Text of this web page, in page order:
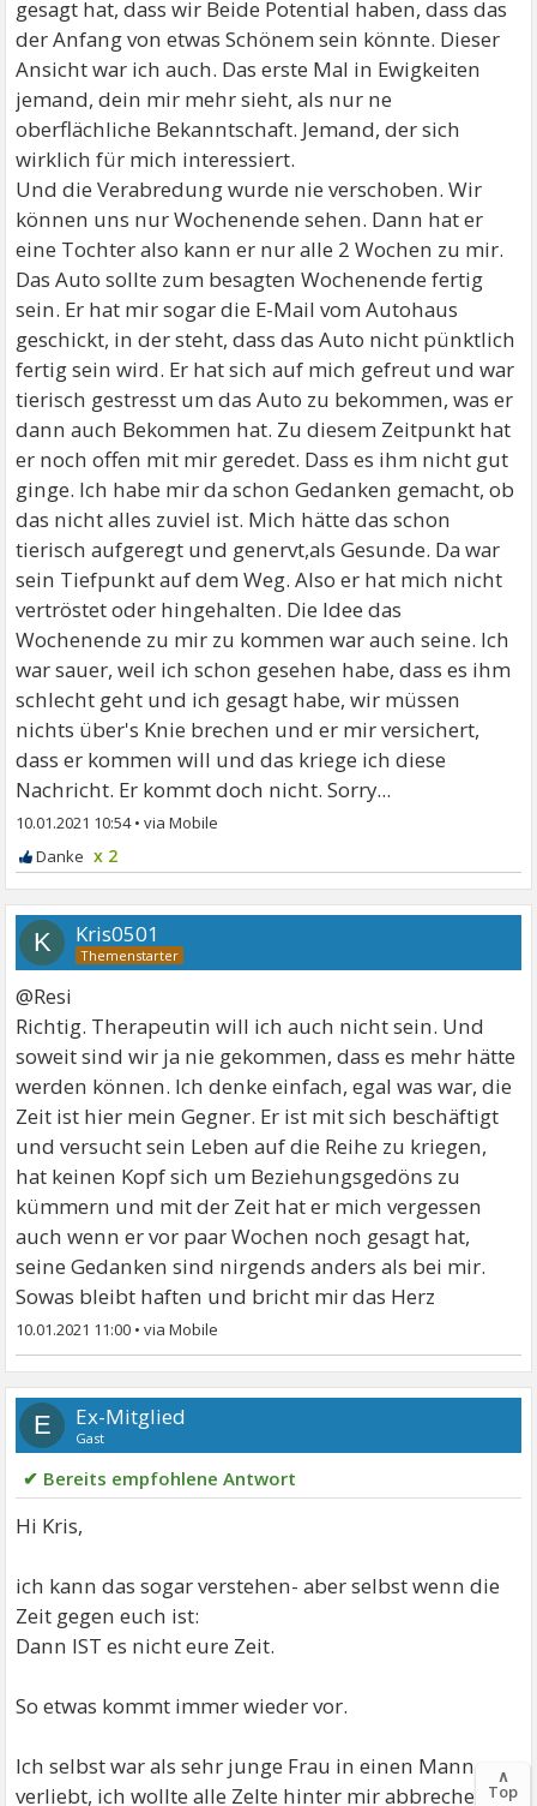
gesagt hat, dass wir Beide Potential haben, dass das
der Anfang von etwas Schönem sein könnte. Dieser
Ansicht war ich auch. Das erste Mal in Ewigkeiten
jemand, dein mir mehr sieht, als nur ne
oberflächliche Bekanntschaft. Jemand, der sich
wirklich für mich interessiert.
Und die Verabredung wurde nie verschoben. Wir
können uns nur Wochenende sehen. Dann hat er
eine Tochter also kann er nur alle 2 Wochen zu mir.
Das Auto sollte zum besagten Wochenende fertig
sein. Er hat mir sogar die E-Mail vom Autohaus
geschickt, in der steht, dass das Auto nicht pünktlich
fertig sein wird. Er hat sich auf mich gefreut und war
tierisch gestresst um das Auto zu bekommen, was er
dann auch Bekommen hat. Zu diesem Zeitpunkt hat
er noch offen mit mir geredet. Dass es ihm nicht gut
ginge. Ich habe mir da schon Gedanken gemacht, ob
das nicht alles zuviel ist. Mich hätte das schon
tierisch aufgeregt und genervt,als Gesunde. Da war
sein Tiefpunkt auf dem Weg. Also er hat mich nicht
vertröstet oder hingehalten. Die Idee das
Wochenende zu mir zu kommen war auch seine. Ich
war sauer, weil ich schon gesehen habe, dass es ihm
schlecht geht und ich gesagt habe, wir müssen
nichts über's Knie brechen und er mir versichert,
dass er kommen will und das kriege ich diese
Nachricht. Er kommt doch nicht. Sorry...
10.01.2021 10:54•
x 2
K Kris0501
@Resi
Richtig. Therapeutin will ich auch nicht sein. Und
soweit sind wir ja nie gekommen, dass es mehr hätte
werden können. Ich denke einfach, egal was war, die
Zeit ist hier mein Gegner. Er ist mit sich beschäftigt
und versucht sein Leben auf die Reihe zu kriegen,
hat keinen Kopf sich um Beziehungsgedöns zu
kümmern und mit der Zeit hat er mich vergessen
auch wenn er vor paar Wochen noch gesagt hat,
seine Gedanken sind nirgends anders als bei mir.
Sowas bleibt haften und bricht mir das Herz
10.01.2021 11:00 •
E Ex-Mitglied
Gast
✔ Bereits empfohlene Antwort
Hi Kris,
ich kann das sogar verstehen- aber selbst wenn die
Zeit gegen euch ist:
Dann IST es nicht eure Zeit.
So etwas kommt immer wieder vor.
Ich selbst war als sehr junge Frau in einen Mann
verliebt, ich wollte alle Zelte hinter mir abbrechen,
∧
Top